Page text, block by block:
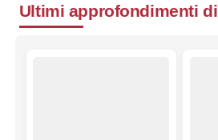
Ultimi approfondimenti di